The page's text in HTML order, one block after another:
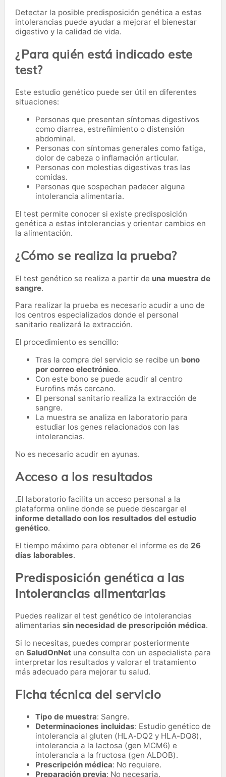
Detectar la posible predisposición genética a estas
intolerancias puede ayudar a mejorar el bienestar
digestivo y la calidad de vida.
¿Para quién está indicado este
test?
Este estudio genético puede ser útil en diferentes
situaciones:
Personas que presentan síntomas digestivos
como diarrea, estreñimiento o distensión
abdominal.
Personas con síntomas generales como fatiga,
dolor de cabeza o inflamación articular.
Personas con molestias digestivas tras las
comidas.
Personas que sospechan padecer alguna
intolerancia alimentaria.
El test permite conocer si existe predisposición
genética a estas intolerancias y orientar cambios en
la alimentación.
¿Cómo se realiza la prueba?
El test genético se realiza a partir de una muestra de
sangre.
Para realizar la prueba es necesario acudir a uno de
los centros especializados donde el personal
sanitario realizará la extracción.
El procedimiento es sencillo:
Tras la compra del servicio se recibe un bono
por correo electrónico.
Con este bono se puede acudir al centro
Eurofins más cercano.
El personal sanitario realiza la extracción de
sangre.
La muestra se analiza en laboratorio para
estudiar los genes relacionados con las
intolerancias.
No es necesario acudir en ayunas.
Acceso a los resultados
.El laboratorio facilita un acceso personal a la
plataforma online donde se puede descargar el
informe detallado con los resultados del estudio
genético.
El tiempo máximo para obtener el informe es de 26
días laborables.
Predisposición genética a las
intolerancias alimentarias
Puedes realizar el test genético de intolerancias
alimentarias sin necesidad de prescripción médica.
Si lo necesitas, puedes comprar posteriormente
en SaludOnNet una consulta con un especialista para
interpretar los resultados y valorar el tratamiento
más adecuado para mejorar tu salud.
Ficha técnica del servicio
Tipo de muestra: Sangre.
Determinaciones incluidas: Estudio genético de
intolerancia al gluten (HLA-DQ2 y HLA-DQ8),
intolerancia a la lactosa (gen MCM6) e
intolerancia a la fructosa (gen ALDOB).
Prescripción médica: No requiere.
Preparación previa: No necesaria.